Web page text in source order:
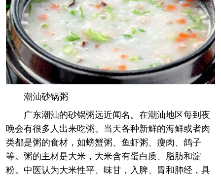
潮汕砂锅粥
广东潮汕的砂锅粥远近闻名。在潮汕地区每到夜
晚会有很多人出来吃粥。当天各种新鲜的海鲜或者肉
类都是粥的食材，如螃蟹粥、鱼虾粥、瘦肉、鸽子
等。粥的主材是大米，大米含有蛋白质、脂肪和淀
粉。中医认为大米性平、味甘，入脾、胃和肺经，具